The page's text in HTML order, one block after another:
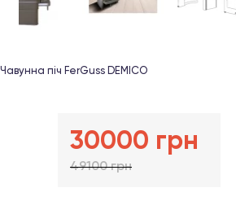
Чавунна піч FerGuss DEMICO
30000 грн
49100 грн